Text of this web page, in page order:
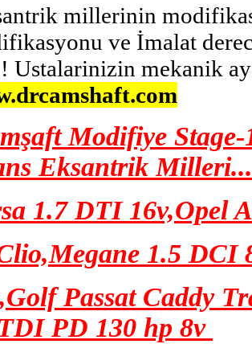
millerinin
ve İmalat
Ustalarinizin mekanik
Modifiye Stage-
Eksantrik Milleri...
1.7 DTI 16v,Opel
1.5 DCI
Passat Caddy
PD 130 hp 8v